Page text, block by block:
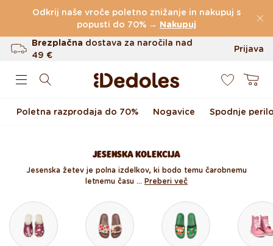
Preskoči na vsebino
Odkrij naše vroče poletno znižanje in nakupuj s
popusti do 70% → Nakupuj
(60.231 Ocen)
Brezplačna dostava za naročila nad
49 €
Do 100 dni za vračilo
Prijava
Košarica
Poletna razprodaja do 70% Nogavice Spodnje
JESENSKA KOLEKCIJA
Jesenska žetev je polna izdelkov, ki bodo temu čarobnemu
letnemu času ... Preberi več